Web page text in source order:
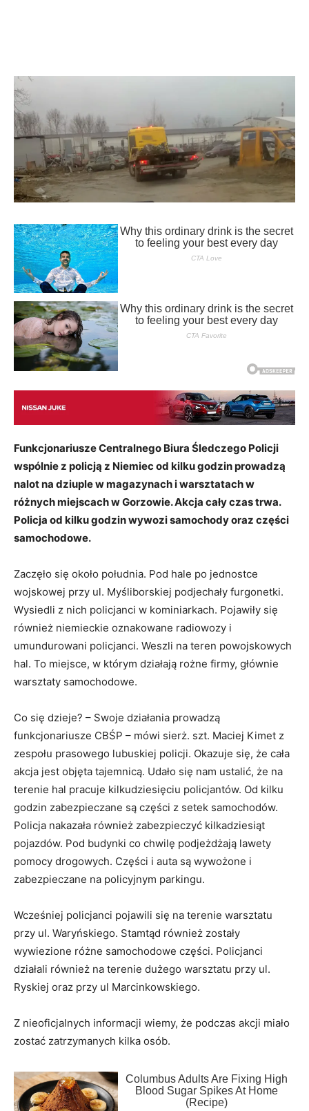
Funkcjonariusze Centralnego Biura Śledczego Policji
wspólnie z policją z Niemiec od kilku godzin prowadzą
nalot na dziuple w magazynach i warsztatach w
różnych miejscach w Gorzowie. Akcja cały czas trwa.
Policja od kilku godzin wywozi samochody oraz części
samochodowe.
Zaczęło się około południa. Pod hale po jednostce
wojskowej przy ul. Myśliborskiej podjechały furgonetki.
Wysiedli z nich policjanci w kominiarkach. Pojawiły się
również niemieckie oznakowane radiowozy i
umundurowani policjanci. Weszli na teren powojskowych
hal. To miejsce, w którym działają rożne firmy, głównie
warsztaty samochodowe.
Co się dzieje? – Swoje działania prowadzą
funkcjonariusze CBŚP – mówi sierż. szt. Maciej Kimet z
zespołu prasowego lubuskiej policji. Okazuje się, że cała
akcja jest objęta tajemnicą. Udało się nam ustalić, że na
terenie hal pracuje kilkudziesięciu policjantów. Od kilku
godzin zabezpieczane są części z setek samochodów.
Policja nakazała również zabezpieczyć kilkadziesiąt
pojazdów. Pod budynki co chwilę podjeżdżają lawety
pomocy drogowych. Części i auta są wywożone i
zabezpieczane na policyjnym parkingu.
Wcześniej policjanci pojawili się na terenie warsztatu
przy ul. Waryńskiego. Stamtąd również zostały
wywiezione różne samochodowe części. Policjanci
działali również na terenie dużego warsztatu przy ul.
Ryskiej oraz przy ul Marcinkowskiego.
Z nieoficjalnych informacji wiemy, że podczas akcji miało
zostać zatrzymanych kilka osób.